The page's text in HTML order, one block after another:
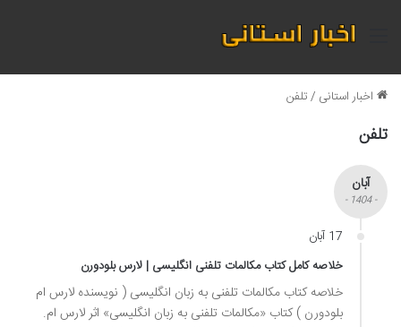
منو
اخبار استانی /تلفن
تلفن
آبان
- 1404 -
17 آبان
خلاصه کامل کتاب مکالمات تلفنی انگلیسی | لارس بلودورن
خلاصه کتاب مکالمات تلفنی به زبان انگلیسی ( نویسنده لارس ام
بلودورن ) کتاب «مکالمات تلفنی به زبان انگلیسی» اثر لارس ام.